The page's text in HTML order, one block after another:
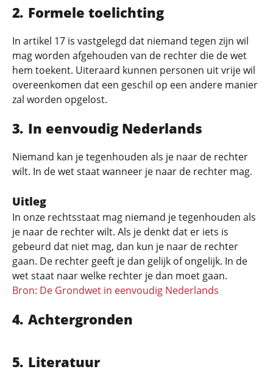
Formele toelichting
In artikel 17 is vastgelegd dat niemand tegen zijn wil
mag worden afgehouden van de rechter die de wet
hem toekent. Uiteraard kunnen personen uit vrije wil
overeenkomen dat een geschil op een andere manier
zal worden opgelost.
In eenvoudig Nederlands
Niemand kan je tegenhouden als je naar de rechter
wilt. In de wet staat wanneer je naar de rechter mag.
Uitleg
In onze rechtsstaat mag niemand je tegenhouden als
je naar de rechter wilt. Als je denkt dat er iets is
gebeurd dat niet mag, dan kun je naar de rechter
gaan. De rechter geeft je dan gelijk of ongelijk. In de
wet staat naar welke rechter je dan moet gaan.
Bron: De Grondwet in eenvoudig Nederlands
Achtergronden
Literatuur